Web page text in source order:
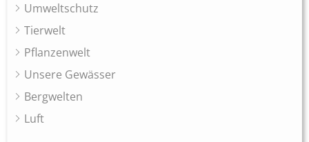
Umweltschutz
Tierwelt
Pflanzenwelt
Unsere Gewässer
Bergwelten
Luft